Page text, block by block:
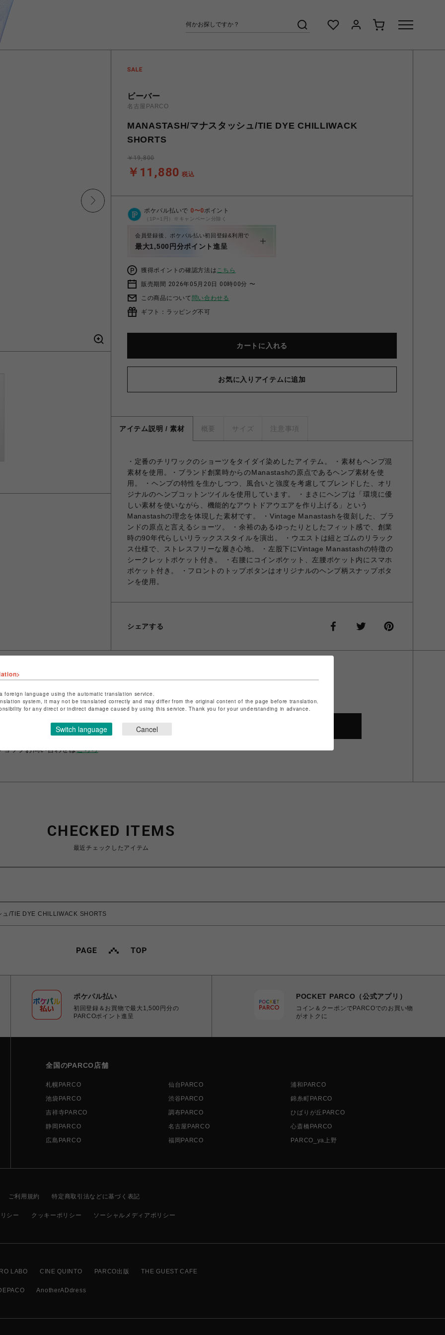
ビーバー
名古屋PARCO
MANASTASH/マナスタッシュ/TIE DYE CHILLIWACK
SHORTS
￥11,880 税込
￥19,800
ポケパル払いで 0〜0ポイント
（1P=1円）※キャンペーン分除く
会員登録後、ポケパル払い初回登録&利用で
最大1,500円分ポイント進呈
獲得ポイントの確認方法はこちら
販売期間 2026年05月20日 00時00分 〜
この商品について 問い合わせる
ギフト：ラッピング不可
カートに入れる
お気に入りアイテムに追加
アイテム説明 / 素材 概要 サイズ 注意事項
・定番のチリワックのショーツをタイダイ染めしたアイテム。 ・素材もヘンプ混
素材を使用。・ブランド創業時からのManastashの原点であるヘンプ素材を使
用。 ・ヘンプの特性を生かしつつ、風合いと強度を考慮してブレンドした、オリ
ジナルのヘンプコットンツイルを使用しています。 ・まさにヘンプは「環境に優
しい素材を使いながら、機能的なアウトドアウエアを作り上げる」という
Manastashの理念を体現した素材です。 ・Vintage Manastashを復刻した、ブラ
ンドの原点と言えるショーツ。 ・余裕のあるゆったりとしたフィット感で、創業
時の90年代らしいリラックススタイルを演出。 ・ウエストは紐とゴムのリラック
ス仕様で、ストレスフリーな履き心地。 ・左股下にVintage Manastashの特徴の
シークレットポケット付き。 ・右腰にコインポケット、左腰ポケット内にスマホ
ポケット付き。 ・フロントのトップボタンはオリジナルのヘンプ柄スナップボタ
ンを使用。
シェアする
ョップ名
ビーバー
定商取引法など法令に基づく表記は
こちら
ョップお問い合わせはこちら
CHECKED ITEMS
最近チェックしたアイテム
ュ/TIE DYE CHILLIWACK SHORTS
ポケパル払い
初回登録＆お買物で最大1,500円分の
PARCOポイント進呈
POCKET PARCO（公式アプリ）
コイン＆クーポンでPARCOでのお買い物
がオトクに
全国のPARCO店舗
札幌PARCO 仙台PARCO
浦和PARCO
池袋PARCO
渋谷PARCO
錦糸町PARCO
吉祥寺PARCO
調布PARCO
ひばりが丘PARCO
静岡PARCO
名古屋PARCO
心斎橋PARCO
広島PARCO
福岡PARCO PARCO_ya上野
ご利用規約 特定商取引法などに基づく表記
シー クッキーポリシー ソーシャルメディアポリシー
LABO CINE QUINTO PARCO出版 THE GUEST CAFE
AnotherADdress
foreign language using the automatic translation service.
system, it may not be translated correctly and may differ from the original content of the page before translation.
for any direct or indirect damage caused by using this service. Thank you for your understanding in advance.
Switch language Cancel